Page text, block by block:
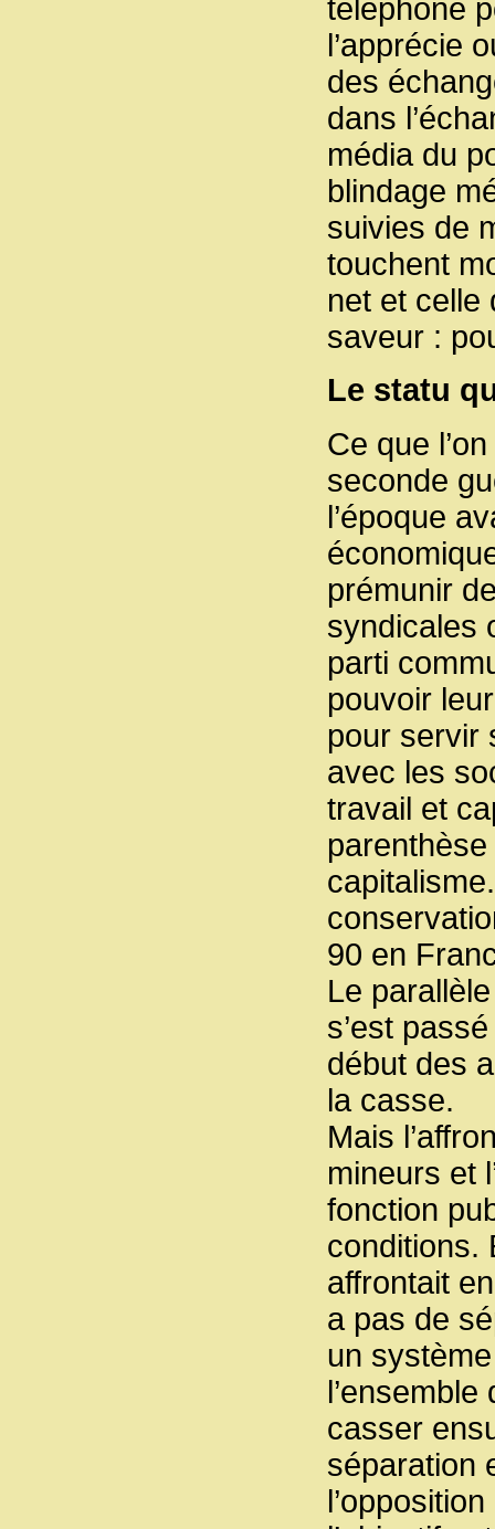
téléphone
l’apprécie
des
dans
média du
blindage
suivies de
touchent
net et celle
saveur :
Le statu
Ce que
seconde
l’époque
prémunir
syndicales
parti
pouvoir
pour servir
avec les
travail et
90 en
Le
s’est
début des
la casse.
Mais
mineurs et
fonction
conditions.
affrontait
a pas de
un
casser
séparation